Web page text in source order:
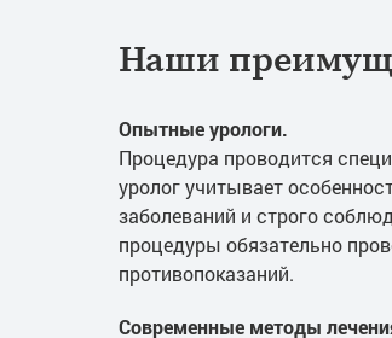
Наши
Опытные урологи.
Процедура проводится
уролог учитывает
заболеваний и строго
процедуры обязательно
противопоказаний.
Современные методы